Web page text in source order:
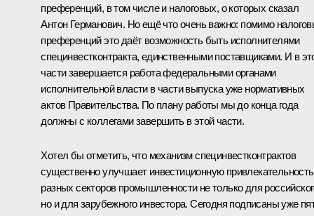
преференций, в том числе и налоговых, о которых сказал
Антон Германович. Но ещё что очень важно: помимо
преференций это даёт возможность быть исполнителями
специнвестконтракта, единственными поставщиками. И в
части завершается работа федеральными органами
исполнительной власти в части выпуска уже нормативных
актов Правительства. По плану работы мы до конца года
должны с коллегами завершить в этой части.
Хотел бы отметить, что механизм специнвестконтрактов
существенно улучшает инвестиционную привлекательность
разных секторов промышленности не только для
но и для зарубежного инвестора. Сегодня подписаны уже